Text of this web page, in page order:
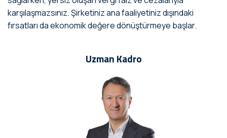
karşılaşmazsınız. Şirketiniz ana faaliyetiniz dışındaki
fırsatları da ekonomik değere dönüştürmeye başlar.
Uzman Kadro